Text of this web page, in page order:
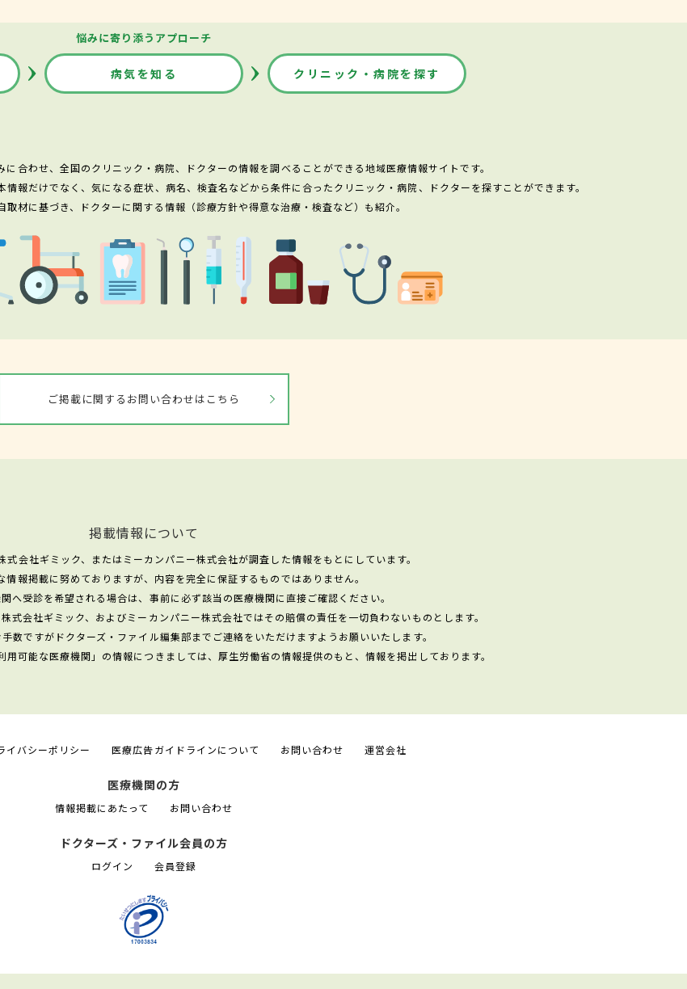
悩みに寄り添うアプローチ
病気を知る クリニック・病院を探す
合わせ、全国のクリニック・病院、ドクターの情報を調べることができる地域医療情報サイトです。
報だけでなく、気になる症状、病名、検査名などから条件に合ったクリニック・病院、ドクターを探すことができます。
取材に基づき、ドクターに関する情報（診療方針や得意な治療・検査など）も紹介。
ご掲載に関するお問い合わせはこちら
掲載情報について
式会社ギミック、またはミーカンパニー株式会社が調査した情報をもとにしています。
情報掲載に努めておりますが、内容を完全に保証するものではありません。
へ受診を希望される場合は、事前に必ず該当の医療機関に直接ご確認ください。
式会社ギミック、およびミーカンパニー株式会社ではその賠償の責任を一切負わないものとします。
数ですがドクターズ・ファイル編集部までご連絡をいただけますようお願いいたします。
可能な医療機関」の情報につきましては、厚生労働省の情報提供のもと、情報を掲出しております。
イバシーポリシー 医療広告ガイドラインについて お問い合わせ 運営会社
医療機関の方
情報掲載にあたって お問い合わせ
ドクターズ・ファイル会員の方
ログイン 会員登録